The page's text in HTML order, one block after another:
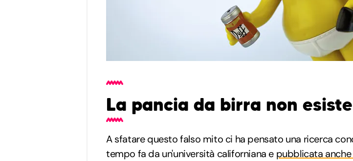
La pancia da birra non esiste
A sfatare questo falso mito ci ha pensato una ricerca
tempo fa da un'università californiana e pubblicata anche